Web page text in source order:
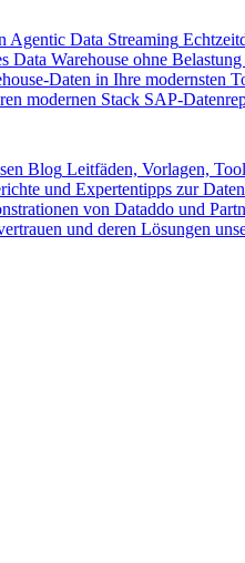
Agentic Data Streaming
Data Warehouse ohne
Daten in Ihre modernsten
modernen Stack SAP-
Blog Leitfäden, Vorlagen,
und Expertentipps zur
von Dataddo und
und deren Lösungen